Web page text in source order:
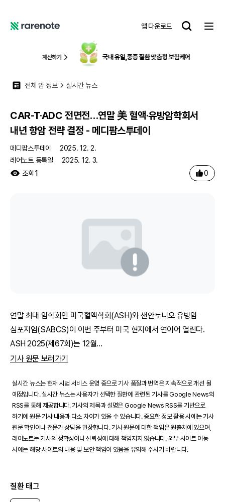
앱 다운로드
레
국내 유일, 중증 질환 맞춤형 보험케어 알아보기
전체 암 정보 실시간 뉴스
CAR-T·ADC 전면전…연말 美 혈액·유방암학회서
내년 항암 전략 결정 - 메디팜스투데이
메디팜스투데이
2025. 12. 2.
레어노트 등록일
2025. 12. 3.
조회 1 0
연말 최대 암학회인 미국혈액학회(ASH)와 샌안토니오 유방암
심포지엄(SABCS)이 이번 주부터 미국 현지에서 연이어 열린다.
ASH 2025(제67회)는 12월...
기사 원문 보러가기
실시간 뉴스는 현재 시범 서비스 운영 중으로 기사 품질과 번역은 지속적으로 개선 될
예정입니다. 실시간 뉴스는 사용자가 선택한 질환에 관련된 기사를 Google News의
RSS를 통해 제공합니다. 기사의 제목과 설명은 Google News RSS를 기반으로
하기에 원문 기사 내용과 다소 차이가 있을 수 있습니다. 중요한 정보 활용 시에는 기사
원문 확인이나 전문가 상담을 권장합니다. 기사 원문에 대한 책임은 원출처에 있으며,
레어노트는 기사의 정확성이나 신뢰성에 대해 책임지지 않습니다. 외부 사이트 이동
시에는 해당 사이트의 내용 및 보안 책임이 있음을 유의해 주시기 바랍니다.
질환 태그